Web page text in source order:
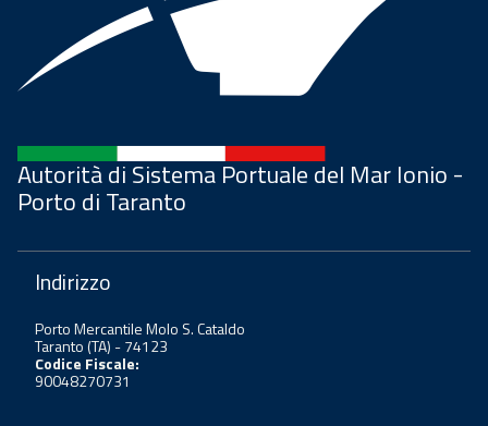
Autorità di Sistema Portuale del Mar Ionio -
Porto di Taranto
Indirizzo
Porto Mercantile Molo S. Cataldo
Taranto (TA) - 74123
Codice Fiscale:
90048270731